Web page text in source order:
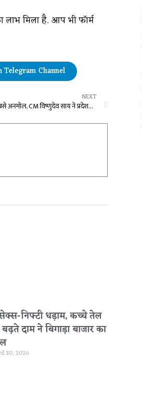
लाभ मिला है. आप भी फॉर्म
Telegram Channel
NEXT
प्रेम, सौहार्द और भाईचारे का रंग सबसे अनमोल, CM विष्णुदेव साय ने प्रदेशवासियों को होली की दी शुभकामनाएं
निफ्टी धड़ाम, कच्चे तेल
दाम ने बिगाड़ा बाजार का
30, 2026